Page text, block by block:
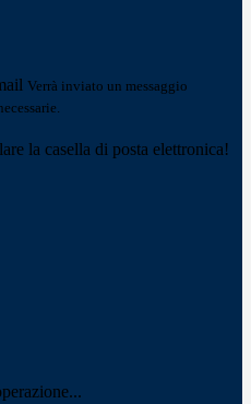
Verrà inviato un messaggio
la casella di posta elettronica!